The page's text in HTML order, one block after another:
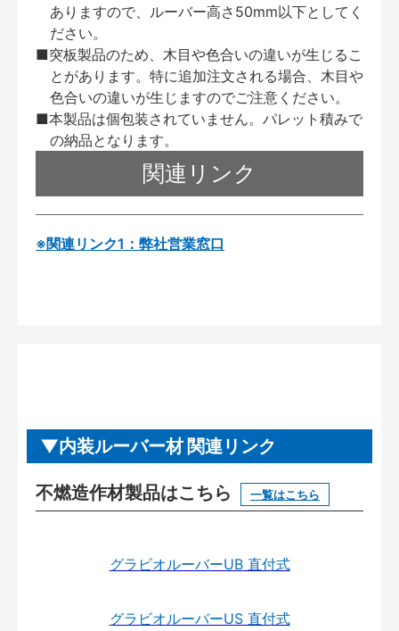
ありますので、ルーバー高さ50mm以下としてく
ださい。
■突板製品のため、木目や色合いの違いが生じるこ
とがあります。特に追加注文される場合、木目や
色合いの違いが生じますのでご注意ください。
■本製品は個包装されていません。パレット積みで
の納品となります。
関連リンク
※関連リンク1：弊社営業窓口
内装ルーバー材 関連リンク
不燃造作材製品はこちら 一覧はこちら
グラビオルーバーUB 直付式
グラビオルーバーUS 直付式